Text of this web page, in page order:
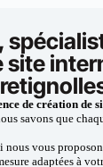
site
de création de
savons que
nous vous
adaptées à